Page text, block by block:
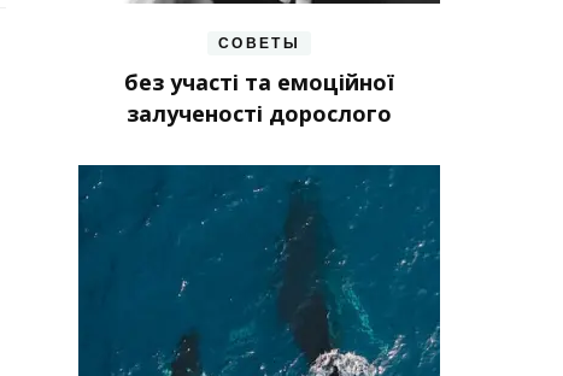
СОВЕТЫ
без участі та емоційної
залученості дорослого